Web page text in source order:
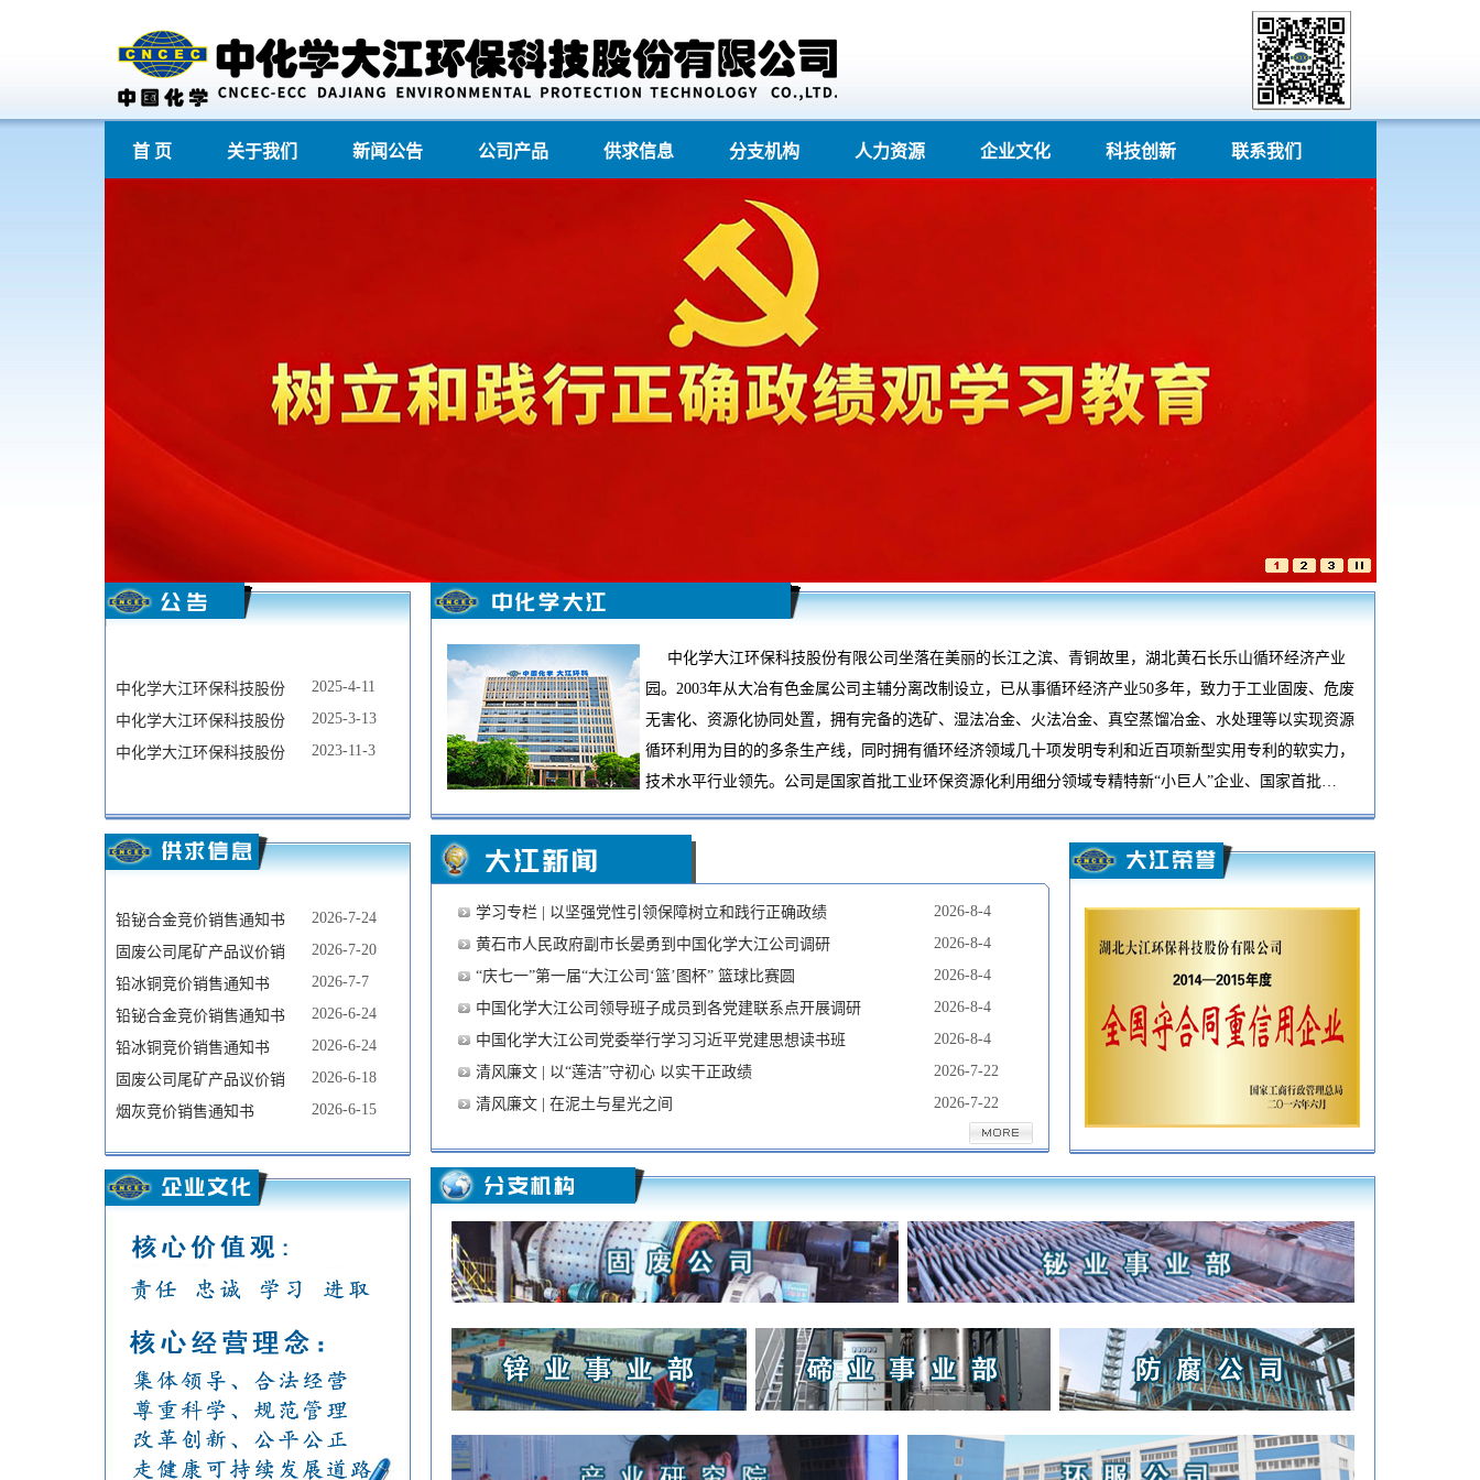
首 页 关于我们 新闻公告 公司产品 供求信息 分支机构 人力资源 企业文化 科技创新 联系我们
湖北大江环保科技股份有限公司
中化学大江环保科技股份有限公司坐落在美丽的长江之滨、青铜故里，湖北黄石长乐山循环经济产业
园。2003年从大冶有色金属公司主辅分离改制设立，已从事循环经济产业50多年，致力于工业固废、危废
无害化、资源化协同处置，拥有完备的选矿、湿法冶金、火法冶金、真空蒸馏冶金、水处理等以实现资源
循环利用为目的的多条生产线，同时拥有循环经济领域几十项发明专利和近百项新型实用专利的软实力，
技术水平行业领先。公司是国家首批工业环保资源化利用细分领域专精特新“小巨人”企业、国家首批…
学习专栏 | 以坚强党性引领保障树立和践行正确政绩
2026-8-4
黄石市人民政府副市长晏勇到中国化学大江公司调研
2026-8-4
“庆七一”第一届“大江公司‘篮’图杯” 篮球比赛圆
2026-8-4
中国化学大江公司领导班子成员到各党建联系点开展调研
2026-8-4
中国化学大江公司党委举行学习习近平党建思想读书班
2026-8-4
清风廉文 | 以“莲洁”守初心 以实干正政绩
2026-7-22
清风廉文 | 在泥土与星光之间
2026-7-22
中化学大江环保科技股份 2025-4-11
中化学大江环保科技股份 2025-3-13
中化学大江环保科技股份 2023-11-3
铅铋合金竞价销售通知书 2026-7-24
固废公司尾矿产品议价销 2026-7-20
铅冰铜竞价销售通知书 2026-7-7
铅铋合金竞价销售通知书 2026-6-24
铅冰铜竞价销售通知书 2026-6-24
固废公司尾矿产品议价销 2026-6-18
烟灰竞价销售通知书 2026-6-15